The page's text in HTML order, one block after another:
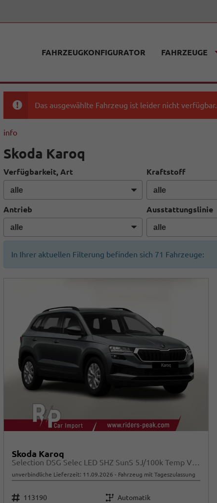
FAHRZEUGKONFIGURATOR FAHRZEUGE
Das ausgewählte Fahrzeug ist leider nicht verfügbar.
info
Skoda Karoq
Verfügbarkeit, Art Kraftstoff
Antrieb Ausstattungslinie
In Ihrer aktuellen Filterung befinden sich 71 Fahrzeuge:
Skoda Karoq
Selection DSG Selec LED SHZ SunS 5J/100k Temp VirtC
unverbindliche Lieferzeit: 11.09.2026 Fahrzeug mit Tageszulassung
Fahrzeugnr. 113190 Getriebe Automatik